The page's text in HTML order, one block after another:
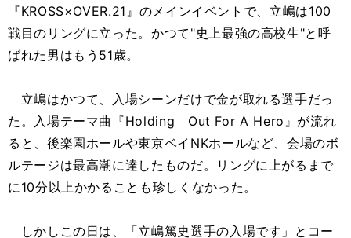
『KROSS×OVER.21』のメインイベントで、立嶋は100
戦目のリングに立った。かつて"史上最強の高校生"と呼
ばれた男はもう51歳。
立嶋はかつて、入場シーンだけで金が取れる選手だっ
た。入場テーマ曲『Holding Out For A Hero』が流れ
ると、後楽園ホールや東京ベイNKホールなど、会場のボ
ルテージは最高潮に達したものだ。リングに上がるまで
に10分以上かかることも珍しくなかった。
しかしこの日は、「立嶋篤史選手の入場です」とコー